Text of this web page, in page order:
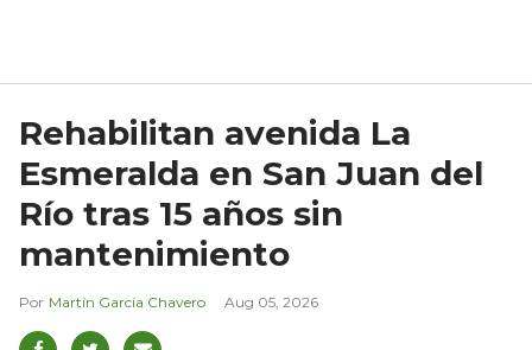
Rehabilitan avenida La
Esmeralda en San Juan del
Río tras 15 años sin
mantenimiento
Martín García Chavero Aug 05, 2026